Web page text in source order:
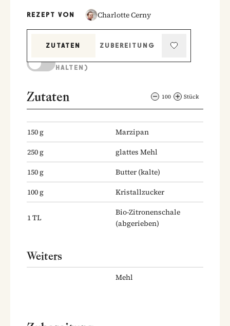
REZEPT VON Charlotte Cerny
ZUTATEN
ZUBEREITUNG
HALTEN)
Zutaten 100 Stück
150g
Marzipan
250g
glattes Mehl
150g Butter (kalte)
100g Kristallzucker
1TL
Bio-Zitronenschale
(abgerieben)
Weiters
Mehl